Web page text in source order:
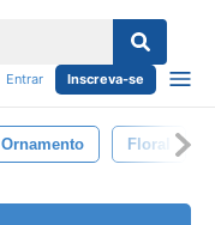
Entrar Inscreva-se
Ornamento Floral